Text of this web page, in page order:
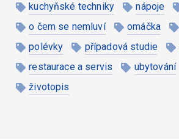
kuchyňské techniky
nápoje
o čem se nemluví
omáčka
polévky
případová studie
restaurace a servis
ubytování
životopis